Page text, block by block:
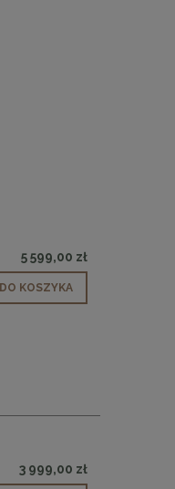
5 599,00 zł
DO KOSZYKA
3 999,00 zł